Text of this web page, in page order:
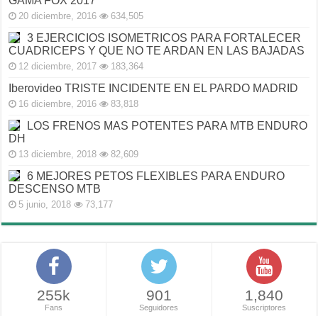
20 diciembre, 2016 634,505
3 EJERCICIOS ISOMETRICOS PARA FORTALECER
CUADRICEPS Y QUE NO TE ARDAN EN LAS BAJADAS
12 diciembre, 2017 183,364
Iberovideo TRISTE INCIDENTE EN EL PARDO MADRID
16 diciembre, 2016 83,818
LOS FRENOS MAS POTENTES PARA MTB ENDURO
DH
13 diciembre, 2018 82,609
6 MEJORES PETOS FLEXIBLES PARA ENDURO
DESCENSO MTB
5 junio, 2018 73,177
255k
Fans
901
Seguidores
1,840
Suscriptores